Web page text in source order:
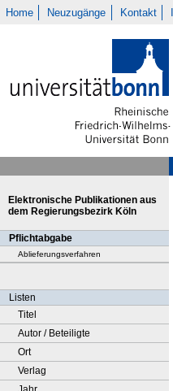
Home Neuzugänge Kontakt
Elektronische Publikationen aus
dem Regierungsbezirk Köln
Pflichtabgabe
Ablieferungsverfahren
Listen
Titel
Autor / Beteiligte
Ort
Verlag